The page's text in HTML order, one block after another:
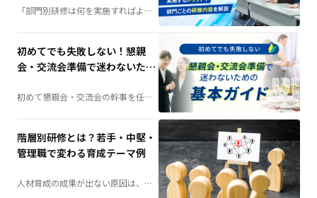
「部門別研修は何を実施すればよ
い？」そんな担当者の疑問を解決。
させるポイントまで、人材育成に役
立つ情報を分かりやすく解説しま
す。
初めてでも失敗しない！懇親
会・交流会準備で迷わないため
初めて懇親会・交流会の幹事を任さ
れた方へ。会場選びや予算の考え
やすく解説します。
階層別研修とは？若手・中堅・
管理職で変わる育成テーマ例
人材育成の成果が出ない原因は、
「研修不足」ではなく「研修設計」